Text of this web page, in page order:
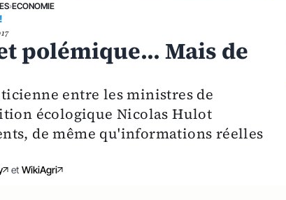
›ECONOMIE
polémique... Mais de
entre les ministres de
écologique Nicolas Hulot
de même qu'informations réelles
et WikiAgri